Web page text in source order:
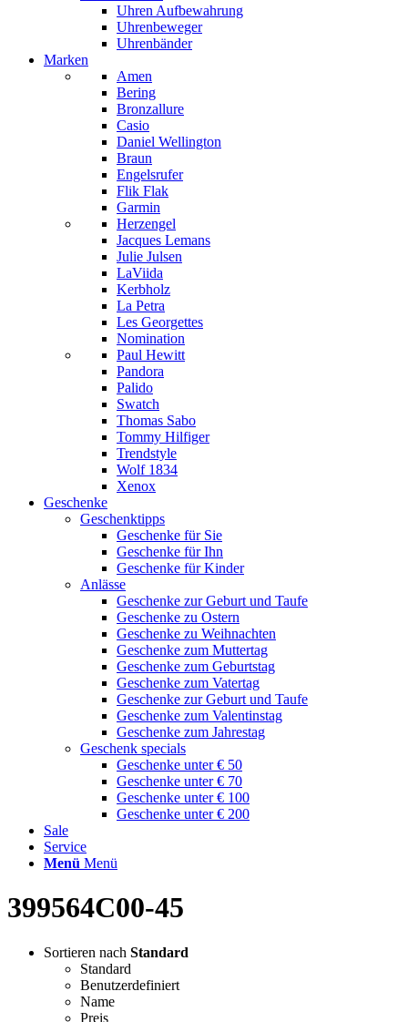
Uhren Aufbewahrung
Uhrenbeweger
Uhrenbänder
Marken
Amen
Bering
Bronzallure
Casio
Daniel Wellington
Braun
Engelsrufer
Flik Flak
Garmin
Herzengel
Jacques Lemans
Julie Julsen
LaViida
Kerbholz
La Petra
Les Georgettes
Nomination
Paul Hewitt
Pandora
Palido
Swatch
Thomas Sabo
Tommy Hilfiger
Trendstyle
Wolf 1834
Xenox
Geschenke
Geschenktipps
Geschenke für Sie
Geschenke für Ihn
Geschenke für Kinder
Anlässe
Geschenke zur Geburt und Taufe
Geschenke zu Ostern
Geschenke zu Weihnachten
Geschenke zum Muttertag
Geschenke zum Geburtstag
Geschenke zum Vatertag
Geschenke zur Geburt und Taufe
Geschenke zum Valentinstag
Geschenke zum Jahrestag
Geschenk specials
Geschenke unter € 50
Geschenke unter € 70
Geschenke unter € 100
Geschenke unter € 200
Sale
Service
Menü Menü
399564C00-45
Sortieren nach Standard
Standard
Benutzerdefiniert
Name
Preis